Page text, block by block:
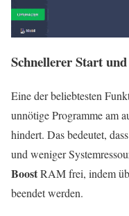
Schnellerer Start und
Eine der beliebtesten
unnötige Programme am
hindert. Das bedeutet,
und weniger
BoostRAM frei, indem
beendet werden.